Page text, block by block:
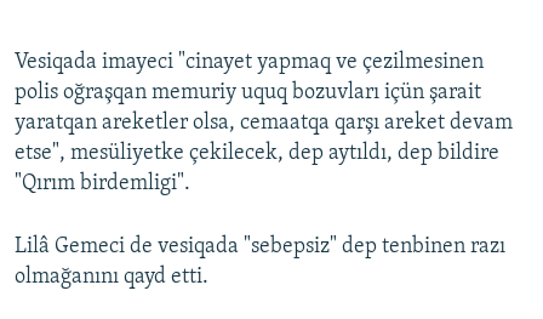
Vesiqada imayeci "cinayet yapmaq ve çezilmesinen
polis oğraşqan memuriy uquq bozuvları içün şarait
yaratqan areketler olsa, cemaatqa qarşı areket devam
etse", mesüliyetke çekilecek, dep aytıldı, dep bildire
"Qırım birdemligi".
Lilâ Gemeci de vesiqada "sebepsiz" dep tenbinen razı
olmağanını qayd etti.